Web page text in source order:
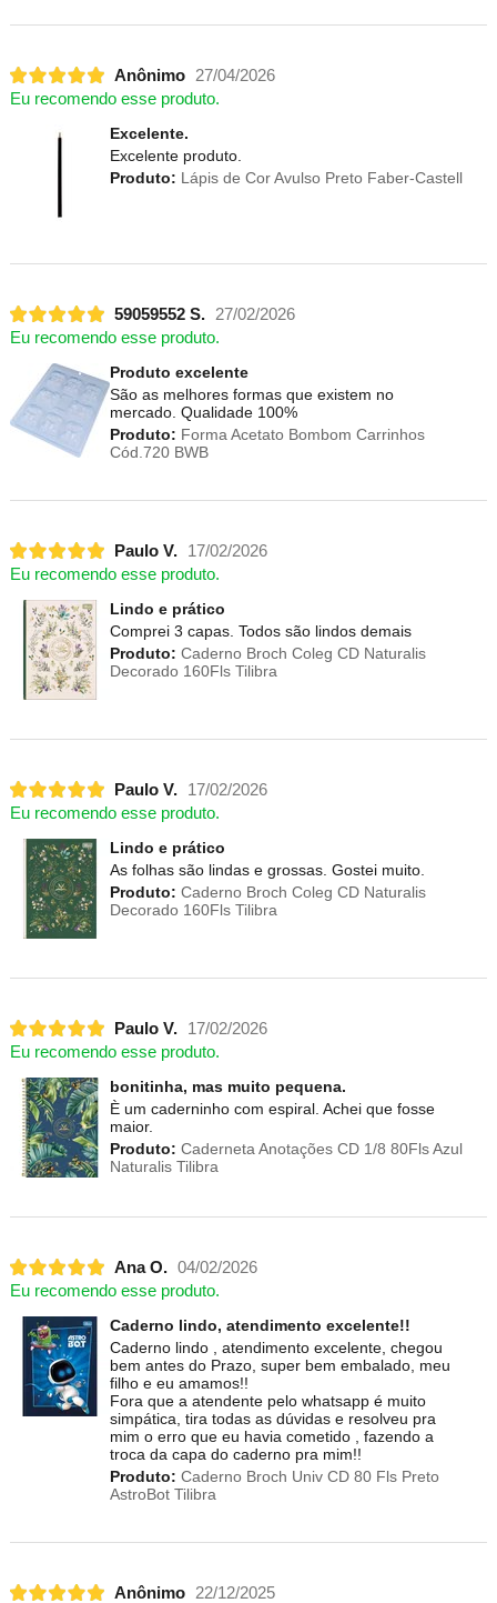
Anônimo
27/04/2026
Eu recomendo esse produto.
Excelente.
Excelente produto.
Produto: Lápis de Cor Avulso Preto Faber-Castell
59059552 S.
27/02/2026
Eu recomendo esse produto.
Produto excelente
São as melhores formas que existem no
mercado. Qualidade 100%
Produto: Forma Acetato Bombom Carrinhos
Cód.720 BWB
Paulo V.
17/02/2026
Eu recomendo esse produto.
Lindo e prático
Comprei 3 capas. Todos são lindos demais
Produto: Caderno Broch Coleg CD Naturalis
Decorado 160Fls Tilibra
Paulo V.
17/02/2026
Eu recomendo esse produto.
Lindo e prático
As folhas são lindas e grossas. Gostei muito.
Produto: Caderno Broch Coleg CD Naturalis
Decorado 160Fls Tilibra
Paulo V.
17/02/2026
Eu recomendo esse produto.
bonitinha, mas muito pequena.
È um caderninho com espiral. Achei que fosse
maior.
Produto: Caderneta Anotações CD 1/8 80Fls Azul
Naturalis Tilibra
Ana O. 04/02/2026
Eu recomendo esse produto.
Caderno lindo, atendimento excelente!!
Caderno lindo , atendimento excelente, chegou
bem antes do Prazo, super bem embalado, meu
filho e eu amamos!!
Fora que a atendente pelo whatsapp é muito
simpática, tira todas as dúvidas e resolveu pra
mim o erro que eu havia cometido , fazendo a
troca da capa do caderno pra mim!!
Produto: Caderno Broch Univ CD 80 Fls Preto
AstroBot Tilibra
Anônimo
22/12/2025